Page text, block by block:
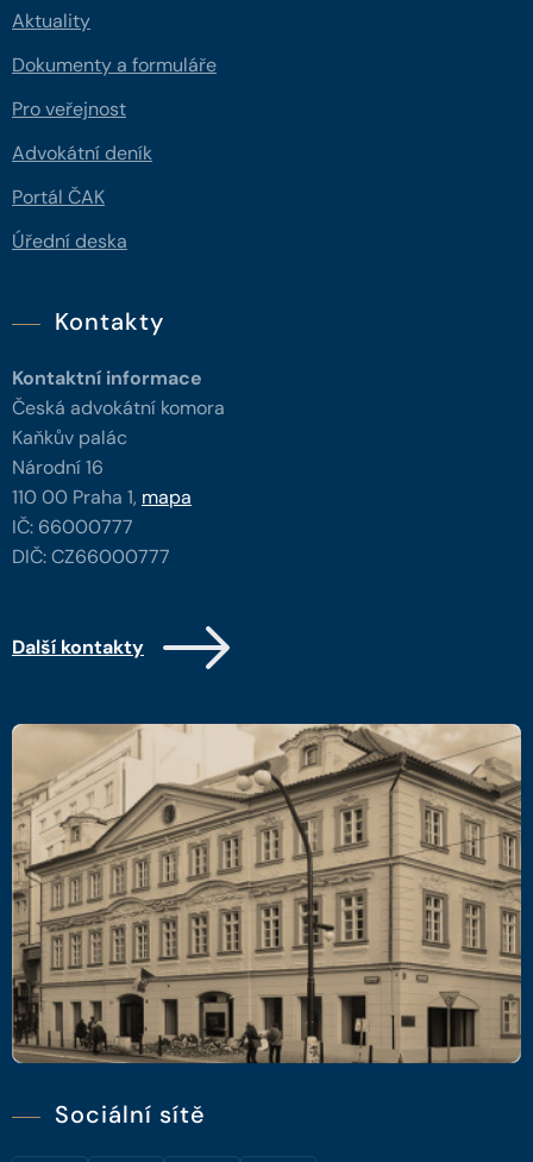
Aktuality
Dokumenty a formuláře
Pro veřejnost
Advokátní deník
Portál ČAK
Úřední deska
Kontakty
Kontaktní informace
Česká advokátní komora
Kaňkův palác
Národní 16
110 00 Praha 1, mapa
IČ: 66000777
DIČ: CZ66000777
Další kontakty
Sociální sítě